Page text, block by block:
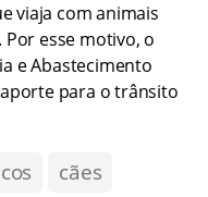
viaja com animais
esse motivo, o
e Abastecimento
para o trânsito
cães